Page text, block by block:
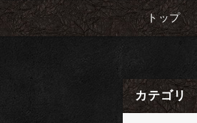
トップ
カテゴリ